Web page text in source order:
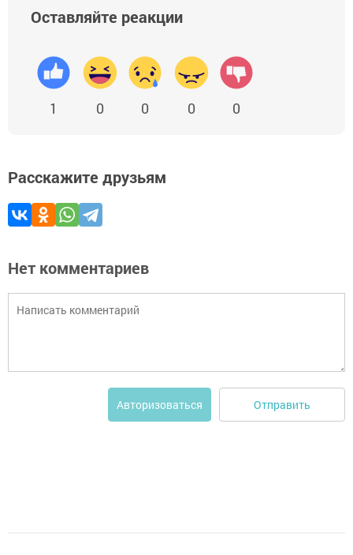
Оставляйте реакции
1 0 0 0 0
Расскажите друзьям
Нет комментариев
Авторизоваться Отправить